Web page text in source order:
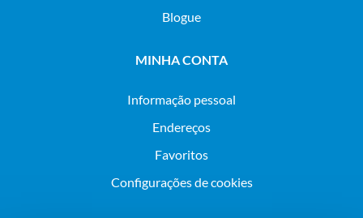
Blogue
MINHA CONTA
Informação pessoal
Endereços
Favoritos
Configurações de cookies